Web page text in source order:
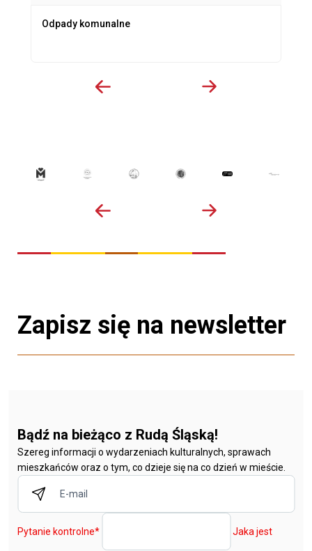
Odpady komunalne
Zapisz się na newsletter
Bądź na bieżąco z Rudą Śląską!
Szereg informacji o wydarzeniach kulturalnych, sprawach
mieszkańców oraz o tym, co dzieje się na co dzień w mieście.
Pytanie kontrolne* Jaka jest